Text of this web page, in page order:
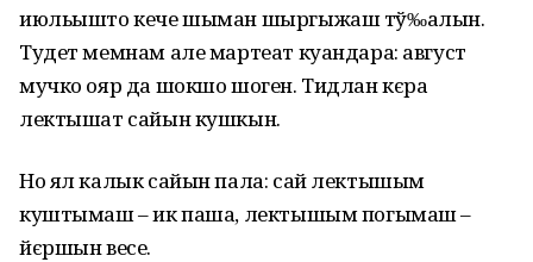
июльышто кече шыман шыргыжаш тў‰алын.
Тудет мемнам але мартеат куандара: август
мучко ояр да шокшо шоген. Тидлан кєра
лектышат сайын кушкын.
Но ял калык сайын пала: сай лектышым
куштымаш – ик паша, лектышым погымаш –
йєршын весе.